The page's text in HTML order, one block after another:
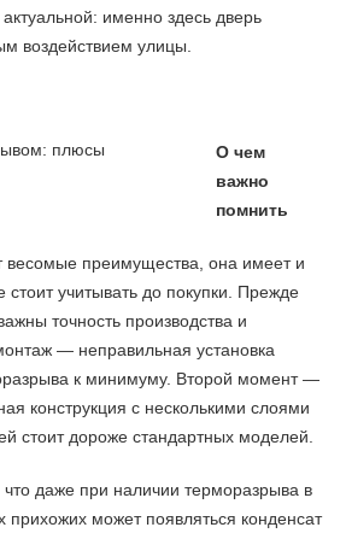
именно здесь дверь
воздействием улицы.
О чем
важно
помнить
весомые преимущества, она имеет и
стоит учитывать до покупки. Прежде
точность производства и
— неправильная установка
к минимуму. Второй момент —
конструкция с несколькими слоями
стоит дороже стандартных моделей.
что даже при наличии терморазрыва в
прихожих может появляться конденсат